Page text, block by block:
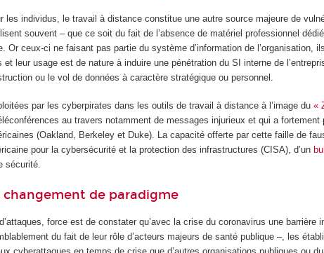
les individus, le travail à distance constitue une autre source majeure de
souvent – que ce soit du fait de l’absence de matériel professionnel
Or ceux-ci ne faisant pas partie du système d’information de l’organisation,
leur usage est de nature à induire une pénétration du SI interne de
ou le vol de données à caractère stratégique ou personnel.
par les cyberpirates dans les outils de travail à distance à l’image du«
au travers notamment de messages injurieux et qui a
(Oakland, Berkeley et Duke). La capacité offerte par cette faille de
pour la cybersécurité et la protection des infrastructures (CISA), d’un
sécurité.
changement de paradigme
force est de constater qu’avec la crise du coronavirus une barrière
du fait de leur rôle d’acteurs majeurs de santé publique –, les